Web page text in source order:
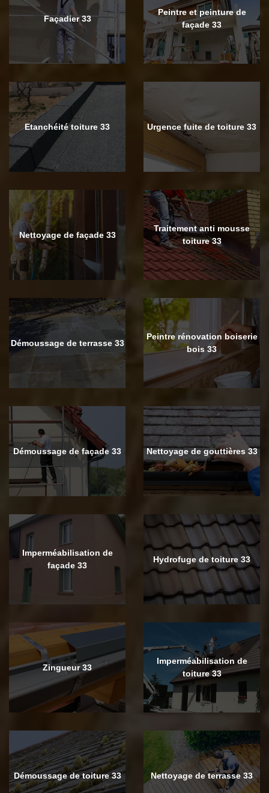
Façadier 33
Peintre et peinture de
façade 33
Etanchéité toiture 33 Urgence fuite de toiture 33
Nettoyage de façade 33
Traitement anti mousse
toiture 33
Démoussage de terrasse 33
Peintre rénovation boiserie
bois 33
Démoussage de façade 33 Nettoyage de gouttières 33
Imperméabilisation de
façade 33
Hydrofuge de toiture 33
Zingueur 33
Imperméabilisation de
toiture 33
Démoussage de toiture 33 Nettoyage de terrasse 33